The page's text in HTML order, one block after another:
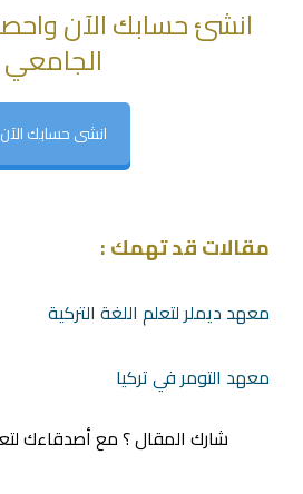
انشئ حسابك الآن
الجامعي
انشى حسابك الآن
مقالات قد تهمك :
معهد ديملر لتعلم اللغة التركية
معهد التومر في تركيا
شارك المقال ؟ مع أصدقاءك